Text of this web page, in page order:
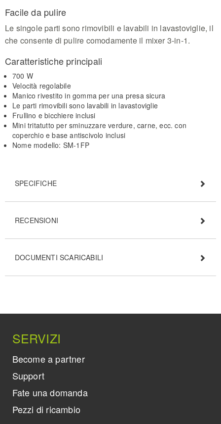
Facile da pulire
Le singole parti sono rimovibili e lavabili in lavastoviglie, il
che consente di pulire comodamente il mixer 3-in-1.
Caratteristiche principali
700 W
Velocità regolabile
Manico rivestito in gomma per una presa sicura
Le parti rimovibili sono lavabili in lavastoviglie
Frullino e bicchiere inclusi
Mini tritatutto per sminuzzare verdure, carne, ecc. con
coperchio e base antiscivolo inclusi
Nome modello: SM-1FP
SPECIFICHE
RECENSIONI
DOCUMENTI SCARICABILI
SERVIZI
Become a partner
Support
Fate una domanda
Pezzi di ricambio